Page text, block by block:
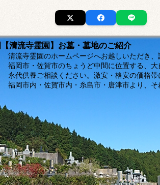
清流寺霊園】お墓・墓地のご紹介
お越しいただき、誠に有難
福岡市・佐賀市のちょうど中間に位置する、大
安・格安の価格帯に、きっと
・唐津市より、それぞれ約